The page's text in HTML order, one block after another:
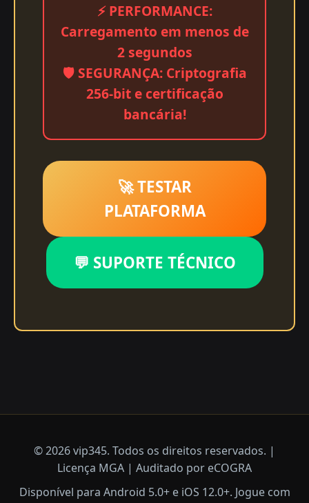
⚡ PERFORMANCE:
Carregamento em menos de
2 segundos
🛡️ SEGURANÇA: Criptografia
256-bit e certificação
bancária!
🚀 TESTAR
PLATAFORMA
💬 SUPORTE TÉCNICO
© 2026 vip345. Todos os direitos reservados. |
Licença MGA | Auditado por eCOGRA
Disponível para Android 5.0+ e iOS 12.0+. Jogue com